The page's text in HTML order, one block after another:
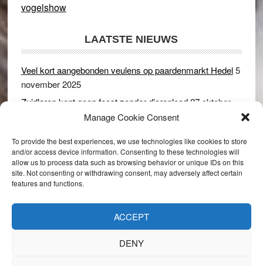
Manage Cookie Consent
To provide the best experiences, we use technologies like cookies to store
and/or access device information. Consenting to these technologies will
allow us to process data such as browsing behavior or unique IDs on this
site. Not consenting or withdrawing consent, may adversely affect certain
features and functions.
ACCEPT
DENY
vogelshow
LAATSTE NIEUWS
Veel kort aangebonden veulens op paardenmarkt Hedel5
november 2025
Zuidlaren kent geen feest zonder dierenleed27 oktober
Rijswijk (Gld) 2 december 2024
Dikbillen sieren de troon op schaamteloos Leste Merte in
Druten 8 november 2024